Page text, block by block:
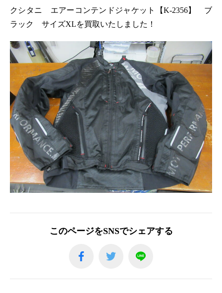
クシタニ エアーコンテンドジャケット【K-2356】 ブ
ラック サイズXLを買取いたしました！
このページをSNSでシェアする